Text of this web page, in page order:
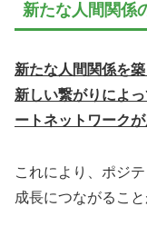
新たな人間関係
新たな人間関係を
新しい繋がりによ
ートネットワークが
これにより、ポジ
成長につながること